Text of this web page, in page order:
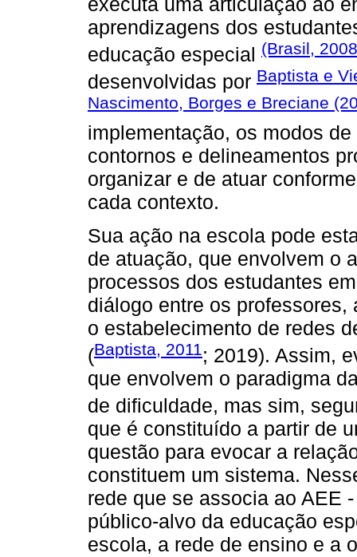
aprendizagens dos
educação especial (Brasil, 2008
desenvolvidas por Baptista e
Nascimento, Borges e Breciane
implementação, os modos
contornos e delineamentos
organizar e de atuar
cada contexto.
Sua ação na escola pode
de atuação, que envolvem o
processos dos estudantes
diálogo entre os
o estabelecimento de redes
(Baptista, 2011; 2019). Assim,
que envolvem o paradigma
de dificuldade, mas sim,
que é constituído a partir de
questão para evocar a
constituem um sistema.
rede que se associa ao AEE
público-alvo da educação
escola, a rede de ensino e a